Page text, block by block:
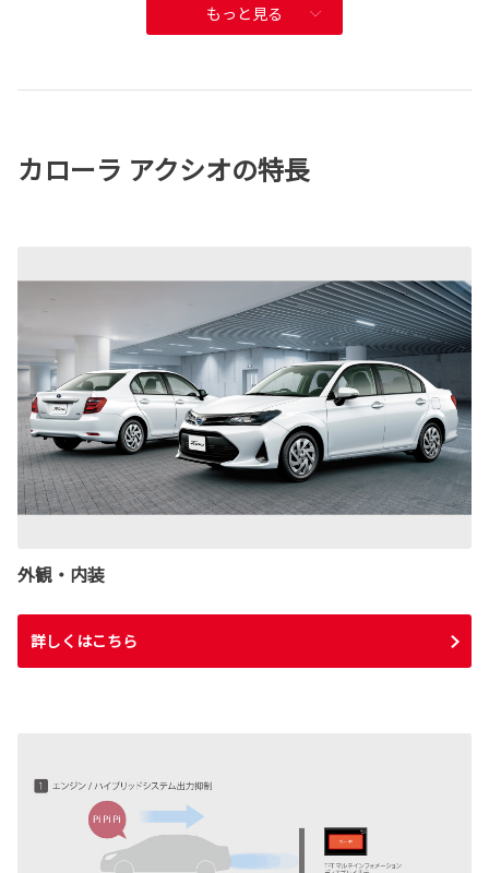
もっと見る
カローラ アクシオの特長
外観・内装
詳しくはこちら